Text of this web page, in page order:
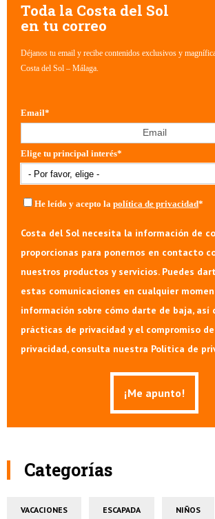
Toda la Costa del Sol
en tu correo
Déjanos tu email y recibe contenidos exclusivos y
Costa del Sol – Málaga.
Email*
Elige tu principal interés*
He leído y acepto la política de privacidad*
Costa del Sol necesita la información de
proporcionas para ponernos en contacto
nuestros productos y servicios. Puedes
estas comunicaciones en cualquier
información sobre cómo darte de baja, así
prácticas de privacidad y el compromiso
privacidad, consulta nuestra Política de
Categorías
VACACIONES ESCAPADA NIÑOS